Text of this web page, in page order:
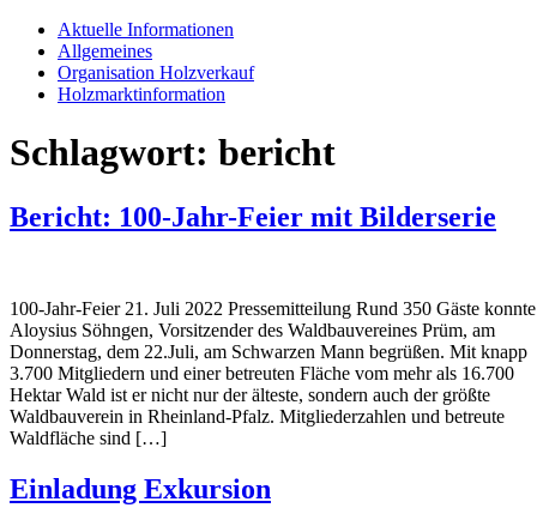
Aktuelle Informationen
Allgemeines
Organisation Holzverkauf
Holzmarktinformation
Schlagwort: bericht
Bericht: 100-Jahr-Feier mit Bilderserie
100-Jahr-Feier 21. Juli 2022 Pressemitteilung Rund 350 Gäste konnte
Aloysius Söhngen, Vorsitzender des Waldbauvereines Prüm, am
Donnerstag, dem 22.Juli, am Schwarzen Mann begrüßen. Mit knapp
3.700 Mitgliedern und einer betreuten Fläche vom mehr als 16.700
Hektar Wald ist er nicht nur der älteste, sondern auch der größte
Waldbauverein in Rheinland-Pfalz. Mitgliederzahlen und betreute
Waldfläche sind […]
Einladung Exkursion